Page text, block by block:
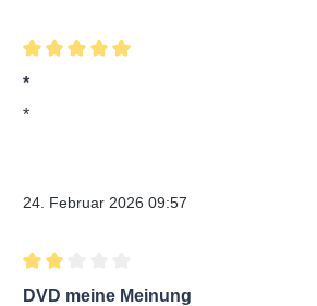
Bewertung mit 5 von 5 Sternen
*
*
24. Februar 2026 09:57
Bewertung mit 2 von 5 Sternen
DVD meine Meinung